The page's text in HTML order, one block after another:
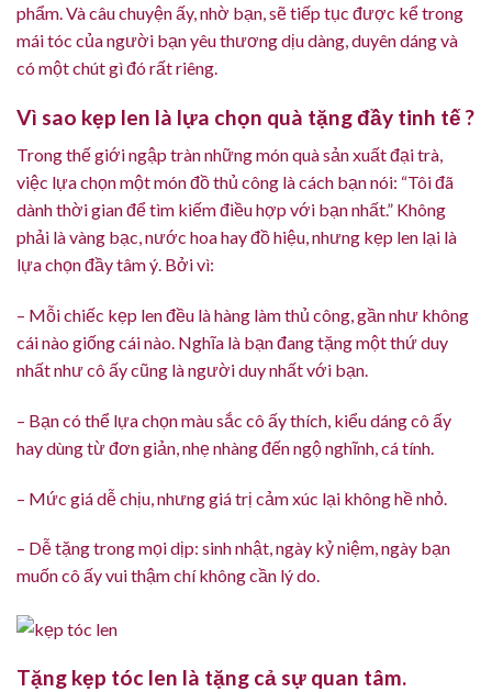
phẩm. Và câu chuyện ấy, nhờ bạn, sẽ tiếp tục được kể trong
mái tóc của người bạn yêu thương dịu dàng, duyên dáng và
có một chút gì đó rất riêng.
Vì sao kẹp len là lựa chọn quà tặng đầy tinh tế ?
Trong thế giới ngập tràn những món quà sản xuất đại trà,
việc lựa chọn một món đồ thủ công là cách bạn nói: “Tôi đã
dành thời gian để tìm kiếm điều hợp với bạn nhất.” Không
phải là vàng bạc, nước hoa hay đồ hiệu, nhưng kẹp len lại là
lựa chọn đầy tâm ý. Bởi vì:
– Mỗi chiếc kẹp len đều là hàng làm thủ công, gần như không
cái nào giống cái nào. Nghĩa là bạn đang tặng một thứ duy
nhất như cô ấy cũng là người duy nhất với bạn.
– Bạn có thể lựa chọn màu sắc cô ấy thích, kiểu dáng cô ấy
hay dùng từ đơn giản, nhẹ nhàng đến ngộ nghĩnh, cá tính.
– Mức giá dễ chịu, nhưng giá trị cảm xúc lại không hề nhỏ.
– Dễ tặng trong mọi dịp: sinh nhật, ngày kỷ niệm, ngày bạn
muốn cô ấy vui thậm chí không cần lý do.
Tặng kẹp tóc len là tặng cả sự quan tâm.